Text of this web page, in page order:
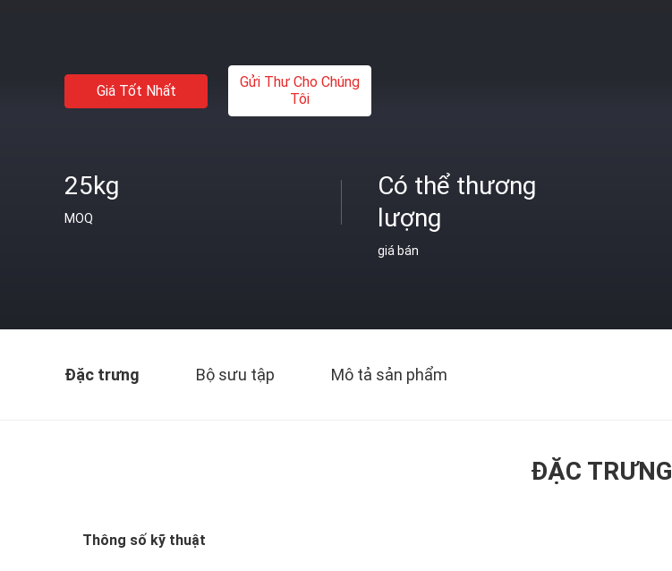
Giá Tốt Nhất
Gửi Thư Cho Chúng
Tôi
25kg
MOQ
Có thể thương
lượng
giá bán
Đặc trưng Bộ sưu tập Mô tả sản phẩm
ĐẶC TRƯNG
Thông số kỹ thuật